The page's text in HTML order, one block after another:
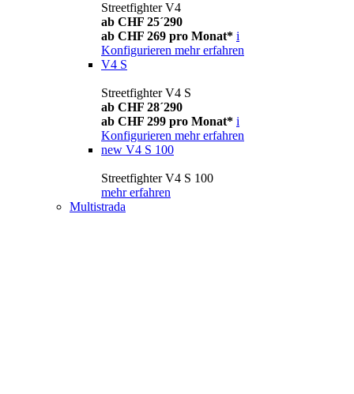
Streetfighter V4
ab CHF 25´290
ab CHF 269 pro Monat* i
Konfigurieren mehr erfahren
V4 S
Streetfighter V4 S
ab CHF 28´290
ab CHF 299 pro Monat* i
Konfigurieren mehr erfahren
new V4 S 100
Streetfighter V4 S 100
mehr erfahren
Multistrada